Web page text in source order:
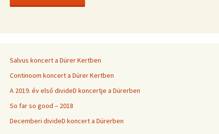
Salvus koncert a Dürer Kertben
Continoom koncert a Dürer Kertben
A 2019. év első divideD koncertje a Dürerben
So far so good – 2018
Decemberi divideD koncert a Dürerben